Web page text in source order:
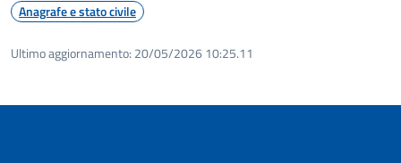
Anagrafe e stato civile
Ultimo aggiornamento: 20/05/2026 10:25.11